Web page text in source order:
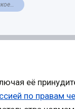
её
по правам